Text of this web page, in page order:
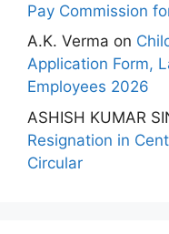
Pay Commission
A.K. Verma on
Application Form,
Employees 2026
ASHISH KUMAR
Resignation in
Circular